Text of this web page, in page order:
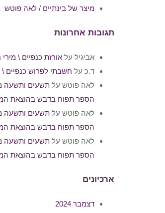
מיצר של בינתיים / לאה פוטש
תגובות אחרונות
אביגיל על אורזת כנפיים \ מירי
ד.כ על חשבתי לפרוש כנפיים \
לאה פוטש על תשעים ותשעה
הספר תפוח בדבש בהוצאת
לאה פוטש על תשעים ותשעה
הספר תפוח בדבש בהוצאת
לאה פוטש על תשעים ותשעה
הספר תפוח בדבש בהוצאת
ארכיונים
דצמבר 2024